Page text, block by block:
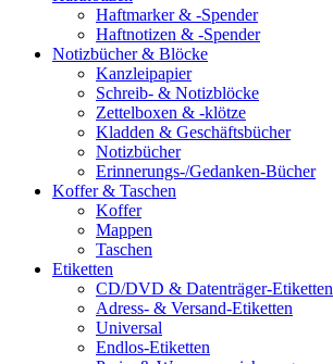
Haftmarker & -Spender
Haftnotizen & -Spender
Notizbücher & Blöcke
Kanzleipapier
Schreib- & Notizblöcke
Zettelboxen & -klötze
Kladden & Geschäftsbücher
Notizbücher
Erinnerungs-/Gedanken-Bücher
Koffer & Taschen
Koffer
Mappen
Taschen
Etiketten
CD/DVD & Datenträger-Etiketten
Adress- & Versand-Etiketten
Universal
Endlos-Etiketten